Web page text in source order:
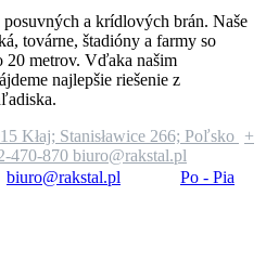
posuvných a krídlových brán. Naše
továrne, štadióny a farmy so
20 metrov. Vďaka našim
najlepšie riešenie z
Kłaj; Stanisławice 266; Poľsko +
470-870 biuro@rakstal.pl
biuro@rakstal.pl
Po - Pia